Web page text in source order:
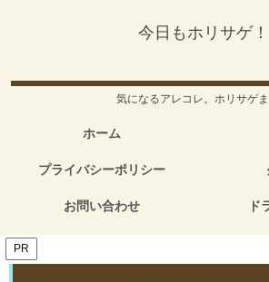
今日もホリサゲ！
気になるアレコレ。ホリサゲま
ホーム
プライバシーポリシー
お問い合わせ ド
PR